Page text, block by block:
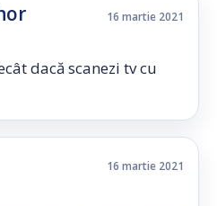
16 martie 2021
dacă scanezi tv cu
16 martie 2021